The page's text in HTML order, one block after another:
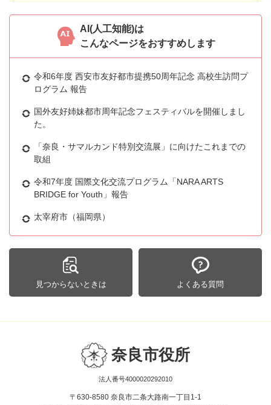
AI(人工知能)は
こんなページをおすすめします
令和6年度 西安市友好都市提携50周年記念 高校生訪問プ
ログラム 報告
国外友好姉妹都市周年記念フェスティバルを開催しまし
た。
「奈良・サマルカンド特別交流展」に向けたこれまでの
取組
令和7年度 国際文化交流プログラム「NARA ARTS
BRIDGE for Youth」報告
太宰府市（福岡県）
見つからないときは よくある質問
奈良市役所
法人番号4000020292010
〒630-8580 奈良市二条大路南一丁目1-1